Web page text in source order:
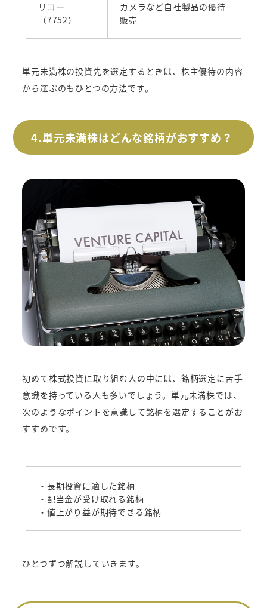
リコー
（7752）
カメラなど自社製品の優待
販売
単元未満株の投資先を選定するときは、株主優待の内容
から選ぶのもひとつの方法です。
4.単元未満株はどんな銘柄がおすすめ？
初めて株式投資に取り組む人の中には、銘柄選定に苦手
意識を持っている人も多いでしょう。単元未満株では、
次のようなポイントを意識して銘柄を選定することがお
すすめです。
・長期投資に適した銘柄
・配当金が受け取れる銘柄
・値上がり益が期待できる銘柄
ひとつずつ解説していきます。